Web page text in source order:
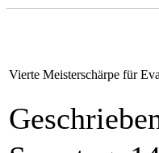
Vierte Meisterschärpe für